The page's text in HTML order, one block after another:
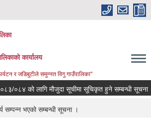
कार्यालय
र जडिबुटीले समुन्नत विगु गाउँपालिका"
को लागि मौजुदा सूचीमा सूचिकृत हुने सम्बन्धी सूचना
सम्पन्न भएको सम्बन्धी सूचना ।